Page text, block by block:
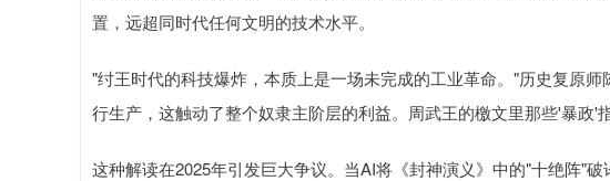
置，远超同时代任何文明的技术水平。
"纣王时代的科技爆炸，本质上是一场未完成的工业革命。"历史复原
行生产，这触动了整个奴隶主阶层的利益。周武王的檄文里那些'暴政'
这种解读在2025年引发巨大争议。当AI将《封神演义》中的"十绝阵"